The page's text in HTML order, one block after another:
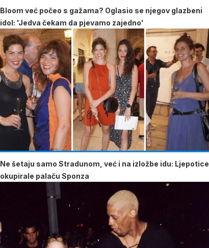
Bloom već počeo s gažama? Oglasio se njegov glazbeni
idol: 'Jedva čekam da pjevamo zajedno'
Ne šetaju samo Stradunom, već i na izložbe idu: Ljepotice
okupirale palaču Sponza